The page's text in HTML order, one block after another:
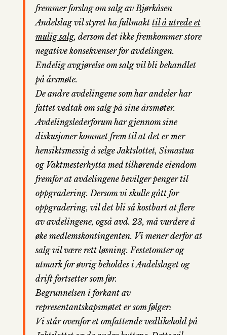
fremmer forslag om salg av Bjørkåsen
Andelslag vil styret ha fullmakt til å utrede et
mulig salg, dersom det ikke fremkommer store
negative konsekvenser for avdelingen.
Endelig avgjørelse om salg vil bli behandlet
på årsmøte.
De andre avdelingene som har andeler har
fattet vedtak om salg på sine årsmøter.
Avdelingslederforum har gjennom sine
diskusjoner kommet frem til at det er mer
hensiktsmessig å selge Jaktslottet, Simastua
og Vaktmesterhytta med tilhørende eiendom
fremfor at avdelingene bevilger penger til
oppgradering. Dersom vi skulle gått for
oppgradering, vil det bli så kostbart at flere
av avdelingene, også avd. 23, må vurdere å
øke medlemskontingenten. Vi mener derfor at
salg vil være rett løsning. Festetomter og
utmark for øvrig beholdes i Andelslaget og
drift fortsetter som før.
Begrunnelsen i forkant av
representantskapsmøtet er som følger:
Vi står ovenfor et omfattende vedlikehold på